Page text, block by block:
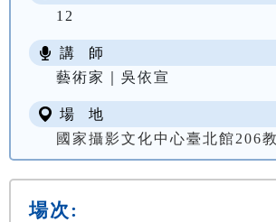
12
講 師
藝術家｜吳依宣
場 地
國家攝影文化中心臺北館206
場次: